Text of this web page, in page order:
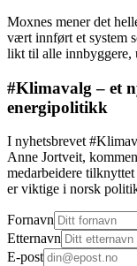
Moxnes mener det
vært innført et system
likt til alle innbyggere,
#Klimavalg – et
energipolitikk
I nyhetsbrevet
Anne Jortveit,
medarbeidere
er viktige i norsk
Fornavn
Etternavn
E-post